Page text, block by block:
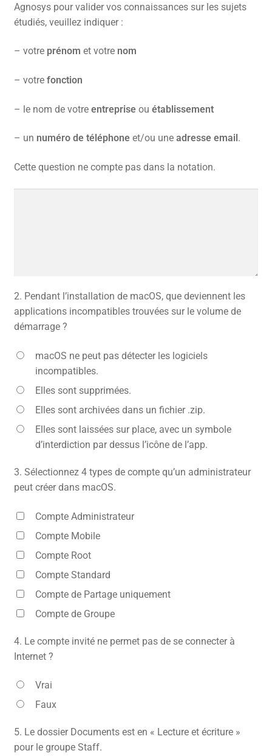
YOUTUBE
PANIER
Agnosys pour valider vos connaissances sur les sujets
étudiés, veuillez indiquer :
– votre prénom et votre nom
– votre fonction
– le nom de votre entreprise ou établissement
– un numéro de téléphone et/ou une adresse email .
Cette question ne compte pas dans la notation.
2. Pendant l’installation de macOS, que deviennent les
applications incompatibles trouvées sur le volume de
démarrage ?
macOS ne peut pas détecter les logiciels
incompatibles.
Elles sont supprimées.
Elles sont archivées dans un fichier .zip.
Elles sont laissées sur place, avec un symbole
d’interdiction par dessus l’icône de l’app.
3. Sélectionnez 4 types de compte qu’un administrateur
peut créer dans macOS.
Compte Administrateur
Compte Mobile
Compte Root
Compte Standard
Compte de Partage uniquement
Compte de Groupe
4. Le compte invité ne permet pas de se connecter à
Internet ?
Vrai
Faux
5. Le dossier Documents est en « Lecture et écriture »
pour le groupe Staff.